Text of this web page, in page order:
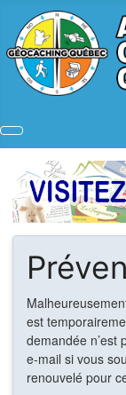
est
demandée n’est
e-mail si vous
renouvelé pour